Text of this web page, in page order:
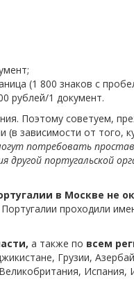
(1 800 знаков с
рублей/1 документ.
Поэтому советуем,
зависимости от того,
потребовать
другой португальской
в Москве не
проходили
а также по всем
Грузии,